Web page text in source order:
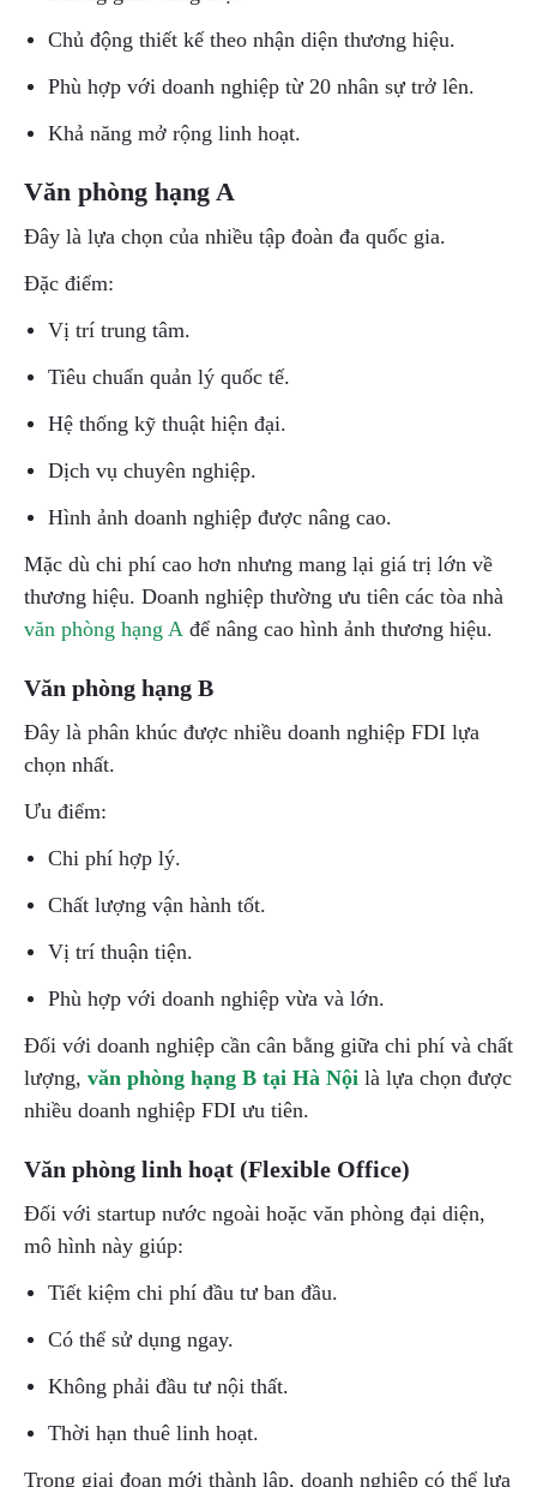
Chủ động thiết kế theo nhận diện thương hiệu.
Phù hợp với doanh nghiệp từ 20 nhân sự trở lên.
Khả năng mở rộng linh hoạt.
Văn phòng hạng A
Đây là lựa chọn của nhiều tập đoàn đa quốc gia.
Đặc điểm:
Vị trí trung tâm.
Tiêu chuẩn quản lý quốc tế.
Hệ thống kỹ thuật hiện đại.
Dịch vụ chuyên nghiệp.
Hình ảnh doanh nghiệp được nâng cao.
Mặc dù chi phí cao hơn nhưng mang lại giá trị lớn về
thương hiệu. Doanh nghiệp thường ưu tiên các tòa nhà
văn phòng hạng A để nâng cao hình ảnh thương hiệu.
Văn phòng hạng B
Đây là phân khúc được nhiều doanh nghiệp FDI lựa
chọn nhất.
Ưu điểm:
Chi phí hợp lý.
Chất lượng vận hành tốt.
Vị trí thuận tiện.
Phù hợp với doanh nghiệp vừa và lớn.
Đối với doanh nghiệp cần cân bằng giữa chi phí và chất
lượng, văn phòng hạng B tại Hà Nội là lựa chọn được
nhiều doanh nghiệp FDI ưu tiên.
Văn phòng linh hoạt (Flexible Office)
Đối với startup nước ngoài hoặc văn phòng đại diện,
mô hình này giúp:
Tiết kiệm chi phí đầu tư ban đầu.
Có thể sử dụng ngay.
Không phải đầu tư nội thất.
Thời hạn thuê linh hoạt.
Trong giai đoạn mới thành lập, doanh nghiệp có thể lựa